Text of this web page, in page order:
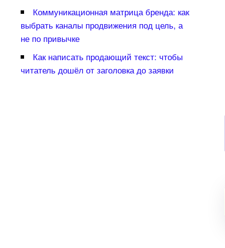
Коммуникационная матрица бренда: как
ыбрать каналы продвижения под цель, а
не по привычке
Как написать продающий текст: чтобы
читатель дошёл от заголовка до заявки